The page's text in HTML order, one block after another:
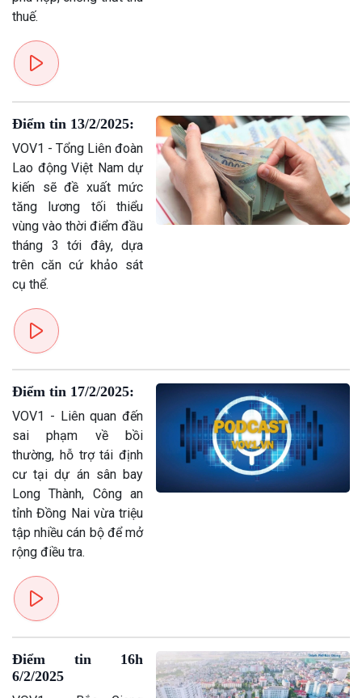
Xã hội
Tin Đời sống & Xã hội
360 độ Sức khỏe
Chuyển đổi Xanh
Tài nguyên và Môi trường
Chuyên gia của bạn
Xã hội chuyển động
Bước chân đến trường
Tin Khoa học & Công nghệ
Kết nối công nghệ
Sống chung với biến đổi
khí hậu
thuế.
Điểm tin 13/2/2025:
VOV1 - Tổng Liên đoàn
Lao động Việt Nam dự
kiến sẽ đề xuất mức
tăng lương tối thiểu
vùng vào thời điểm đầu
tháng 3 tới đây, dựa
trên căn cứ khảo sát
cụ thể.
Điểm tin 17/2/2025:
VOV1 - Liên quan đến
sai phạm về bồi
thường, hỗ trợ tái định
cư tại dự án sân bay
Long Thành, Công an
tỉnh Đồng Nai vừa triệu
tập nhiều cán bộ để mở
rộng điều tra.
Điểm tin 16h
6/2/2025